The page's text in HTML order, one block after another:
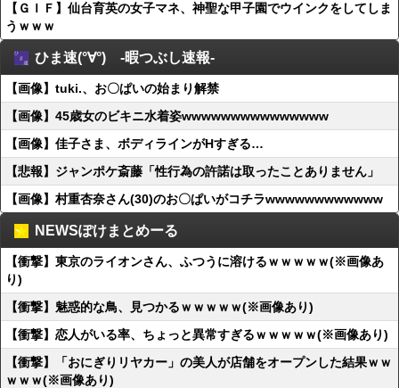
【ＧＩＦ】仙台育英の女子マネ、神聖な甲子園でウインクをしてしま
うｗｗｗ
ひま速(°∀°) -暇つぶし速報-
【画像】tuki.、お〇ぱいの始まり解禁
【画像】45歳女のビキニ水着姿wwwwwwwwwwwwwww
【画像】佳子さま、ボディラインがHすぎる…
【悲報】ジャンポケ斎藤「性行為の許諾は取ったことありません」
【画像】村重杏奈さん(30)のお〇ぱいがコチラwwwwwwwwwwww
NEWSぽけまとめーる
【衝撃】東京のライオンさん、ふつうに溶けるｗｗｗｗｗ(※画像あ
り)
【衝撃】魅惑的な鳥、見つかるｗｗｗｗｗ(※画像あり)
【衝撃】恋人がいる率、ちょっと異常すぎるｗｗｗｗｗ(※画像あり)
【衝撃】「おにぎりリヤカー」の美人が店舗をオープンした結果ｗｗ
ｗｗｗ(※画像あり)